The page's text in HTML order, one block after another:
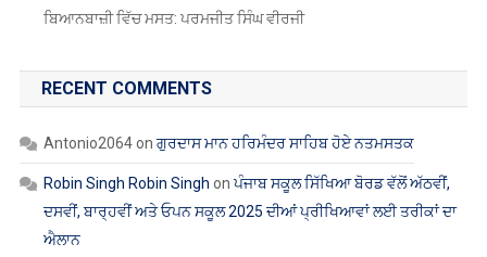
ਬਿਆਨਬਾਜ਼ੀ ਵਿੱਚ ਮਸਤ: ਪਰਮਜੀਤ ਸਿੰਘ ਵੀਰਜੀ
RECENT COMMENTS
Antonio2064on ਗੁਰਦਾਸ ਮਾਨ ਹਰਿਮੰਦਰ ਸਾਹਿਬ ਹੋਏ ਨਤਮਸਤਕ
Robin Singh Robin Singh onਪੰਜਾਬ ਸਕੂਲ ਸਿੱਖਿਆ ਬੋਰਡ ਵੱਲੋਂ ਅੱਠਵੀਂ,
ਦਸਵੀਂ, ਬਾਰ੍ਹਵੀਂ ਅਤੇ ਓਪਨ ਸਕੂਲ 2025 ਦੀਆਂ ਪ੍ਰੀਖਿਆਵਾਂ ਲਈ ਤਰੀਕਾਂ ਦਾ
ਐਲਾਨ